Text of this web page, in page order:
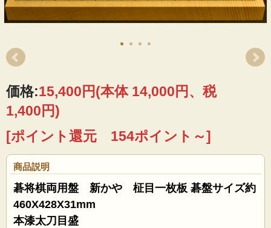
価格:15,400円(本体 14,000円、税
1,400円)
[ポイント還元 154ポイント～]
商品説明
碁将棋両用盤 新かや 柾目一枚板 碁盤サイズ約
460X428X31mm
本漆太刀目盛